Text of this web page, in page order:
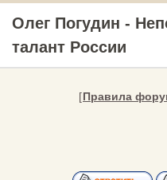
Олег Погудин -
талант России
[Правила